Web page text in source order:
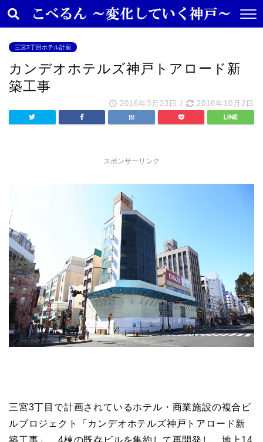
三宮3丁目ホテル計画
カンデオホテルズ神戸トアロード新
築工事
2016年3月23日 / 2018年10月2日
スポンサーリンク
三宮3丁目で計画されているホテル・商業施設の複合ビ
ルプロジェクト「カンデオホテルズ神戸トアロード新